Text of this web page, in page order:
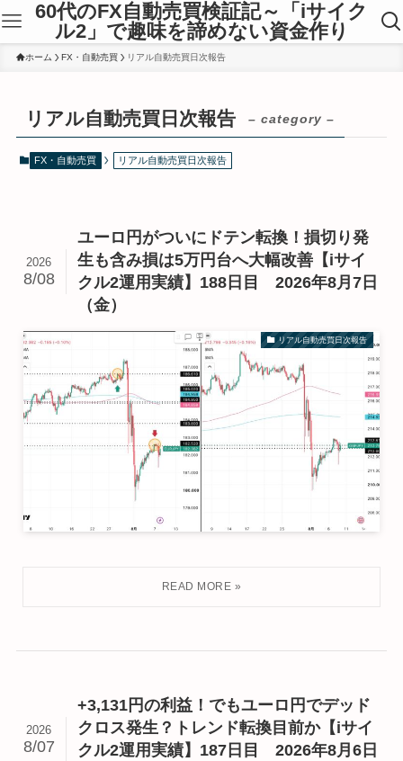
60代のFX自動売買検証記～「iサイク
ル2」で趣味を諦めない資金作り
ホーム FX・自動売買 リアル自動売買日次報告
リアル自動売買日次報告 – category –
FX・自動売買 リアル自動売買日次報告
ユーロ円がついにドテン転換！損切り発
生も含み損は5万円台へ大幅改善【iサイ
クル2運用実績】188日目 2026年8月7日
（金）
2026
8/08
リアル自動売買日次報告
+3,131円の利益！でもユーロ円でデッド
クロス発生？トレンド転換目前か【iサイ
クル2運用実績】187日目 2026年8月6日
2026
8/07